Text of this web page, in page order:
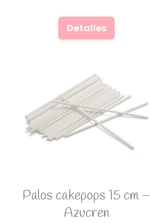
Detalles
Palos cakepops 15 cm –
Azucren